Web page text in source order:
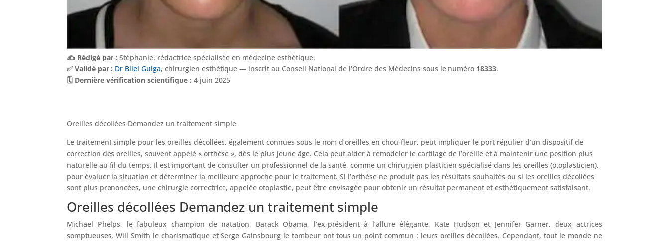
✍️ Rédigé par : Stéphanie, rédactrice spécialisée en médecine esthétique.
✅ Validé par : Dr Bilel Guiga, chirurgien esthétique — inscrit au Conseil National de l'Ordre des Médecins sous le numéro 18333.
🗓️ Dernière vérification scientifique : 4 juin 2025
Oreilles décollées Demandez un traitement simple
Le traitement simple pour les oreilles décollées, également connues sous le nom d’oreilles en chou-fleur, peut impliquer le port régulier d’un dispositif de
correction des oreilles, souvent appelé « orthèse », dès le plus jeune âge. Cela peut aider à remodeler le cartilage de l’oreille et à maintenir une position plus
naturelle au fil du temps. Il est important de consulter un professionnel de la santé, comme un chirurgien plasticien spécialisé dans les oreilles (otoplasticien),
pour évaluer la situation et déterminer la meilleure approche pour le traitement. Si l’orthèse ne produit pas les résultats souhaités ou si les oreilles décollées
sont plus prononcées, une chirurgie correctrice, appelée otoplastie, peut être envisagée pour obtenir un résultat permanent et esthétiquement satisfaisant.
Oreilles décollées Demandez un traitement simple
Michael Phelps, le fabuleux champion de natation, Barack Obama, l’ex-président à l’allure élégante, Kate Hudson et Jennifer Garner, deux actrices
somptueuses, Will Smith le charismatique et Serge Gainsbourg le tombeur ont tous un point commun : leurs oreilles décollées. Cependant, tout le monde ne